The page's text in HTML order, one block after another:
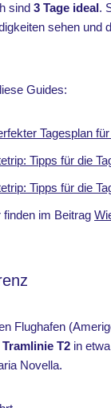
sind 3 Tage ideal.
sehen und
Guides:
Tagesplan
Tipps für die
Tipps für die
im Beitrag
Flughafen
Tramlinie T2 in
Novella.